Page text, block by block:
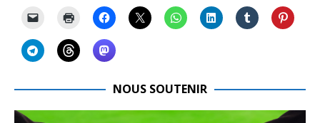
NOUS SOUTENIR